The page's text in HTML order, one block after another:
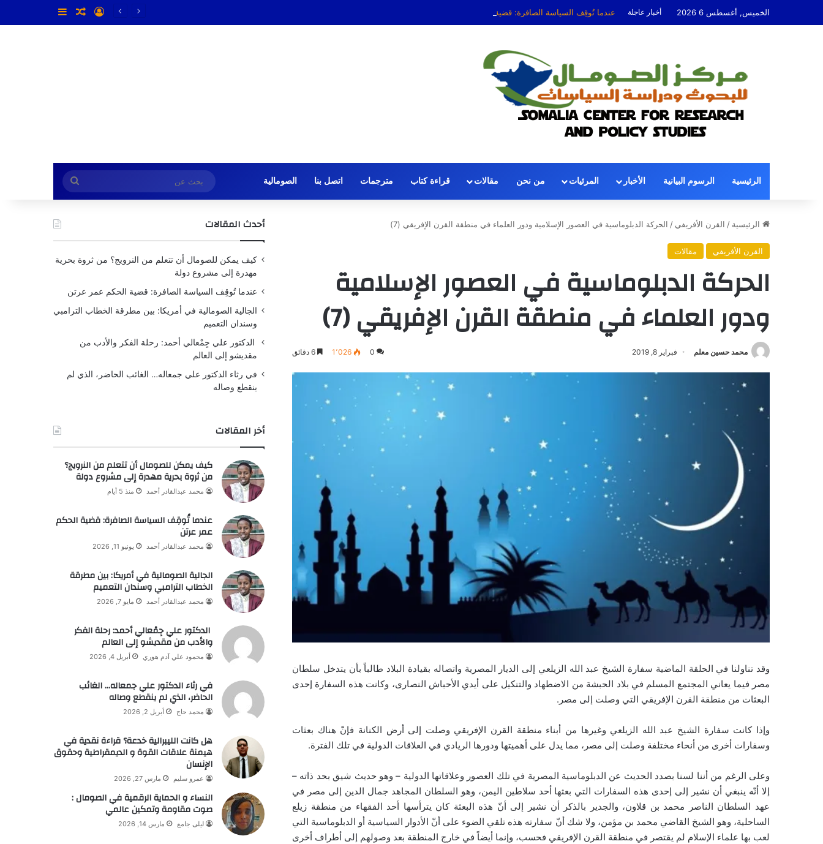
الخميس, أغسطس 6 2026 أخبار عاجلة عندما تُوقِف السياسة الصافرة: قضية الحكم عمر عرتن تسجيل الدخول
مقال عشوائي
الرئيسية الرسوم البيانية الأخبار المرئيات من نحن مقالات قراءة كتاب مترجمات اتصل بنا الصومالية
بحث
عن
الرئيسية / القرن الأفريفي / الحركة الدبلوماسية في العصور الإسلامية ودور العلماء في منطقة القرن الإفريقي (7)
القرن الأفريفي مقالات
الحركة الدبلوماسية في العصور الإسلامية
ودور العلماء في منطقة القرن الإفريقي (7)
محمد حسين معلم فبراير 8, 2019 0 1٬026
وقد تناولنا في الحلقة الماضية سفارة الشيخ عبد الله الزيلعي إلى الديار المصرية واتصاله بقيادة البلاد طالباً بأن يتدخل سلطان
مصر فيما يعاني المجتمع المسلم في بلاد الحبشة من الاضطهاد والتنكيل على أيدي الأحباش النصارى، وكانت هذه السفارة إحدى
البعثات من منطقة القرن الإفريقي التي وصلت إلى مصر.
وإذا كانت سفارة الشيخ عبد الله الزيلعي وغيرها من أبناء منطقة القرن الإفريقي وصلت إلى أرض الكنانة فإنّ هناك بعثات
وسفارات أخرى من أنحاء مختلفة وصلت إلى مصر، مما يدل على أهميتها ودورها الريادي في العلاقات الدولية في تلك الفترة.
وعلى الرغم من أننا لسنا بصدد الحديث عن الدبلوماسية المصرية في تلك العصور وعلاقاتها الدولية – وهو حديث شيق بحد ذاته –
إلا أنّه ينبغي أن نشير إلى إحدى هذه السفارات التي بعثها أحد سلاطين اليمن، وهو السلطان المجاهد جمال الدين إلى مصر في
عهد السلطان الناصر محمد بن قلاون، والجدير بالذكر أن نشير إلى أنّ هذه البعثة كان يترأسها أحد الفقهاء من منطقة زيلع
الساحلية، وهو الشيخ القاضي محمد بن مؤمن، ولا شك أنّ سفارته هذه تلقي الضوء على أنّ الأدوار السياسية أو الدبلوماسية التي
لعب بها علماء الإسلام لم يقتصر في منطقة القرن الإفريقي فحسب، وإنما أيضاً في خارج المنطقة بعد وصولهم إلى أطراف أخرى
أحدث المقالات
كيف يمكن للصومال أن تتعلم من النرويج؟ من ثروة بحرية
مهدرة إلى مشروع دولة
عندما تُوقِف السياسة الصافرة: قضية الحكم عمر عرتن
الجالية الصومالية في أمريكا: بين مطرقة الخطاب الترامبي
وسندان التعميم
الدكتور علي جِمْعالي أحمد: رحلة الفكر والأدب من
مقديشو إلى العالم
في رثاء الدكتور علي جمعاله… الغائب الحاضر، الذي لم
ينقطع وصاله
أخر المقالات
كيف يمكن للصومال أن تتعلم من النرويج؟
من ثروة بحرية مهدرة إلى مشروع دولة
محمد عبدالقادر أحمد منذ 5 أيام
عندما تُوقِف السياسة الصافرة: قضية الحكم
عمر عرتن
محمد عبدالقادر أحمد يونيو 11, 2026
الجالية الصومالية في أمريكا: بين مطرقة
الخطاب الترامبي وسندان التعميم
محمد عبدالقادر أحمد مايو 7, 2026
الدكتور علي جِمْعالي أحمد: رحلة الفكر
والأدب من مقديشو إلى العالم
محمود علي آدم هوري أبريل 4, 2026
في رثاء الدكتور علي جمعاله… الغائب
الحاضر، الذي لم ينقطع وصاله
محمد حاج أبريل 2, 2026
هل كانت الليبرالية خدعة؟ قراءة نقدية في
هيمنة علاقات القوة و الديمقراطية وحقوق
الإنسان
عمرو سليم مارس 27, 2026
النساء و الحماية الرقمية في الصومال :
صوت مقاومة وتمكين عالمي
ليلى جامع مارس 14, 2026